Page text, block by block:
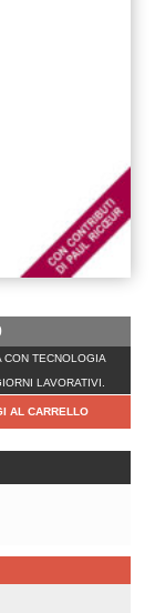
CON TECNOLOGIA
LAVORATIVI.
AL CARRELLO